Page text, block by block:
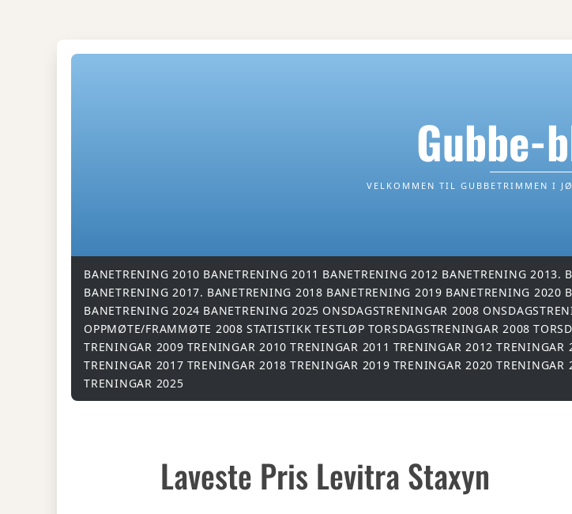
Gubbe-
VELKOMMEN TIL GUBBETRIMMEN I
BANETRENING 2010 BANETRENING 2011 BANETRENING 2012 BANETRENING 2013.
BANETRENING 2017. BANETRENING 2018 BANETRENING 2019 BANETRENING 2020
BANETRENING 2024 BANETRENING 2025 ONSDAGSTRENINGAR 2008
OPPMØTE/FRAMMØTE 2008 STATISTIKK TESTLØP TORSDAGSTRENINGAR 2008
TRENINGAR 2009 TRENINGAR 2010 TRENINGAR 2011 TRENINGAR 2012 TRENINGAR
TRENINGAR 2017 TRENINGAR 2018 TRENINGAR 2019 TRENINGAR 2020 TRENINGAR
TRENINGAR 2025
Laveste Pris Levitra Staxyn